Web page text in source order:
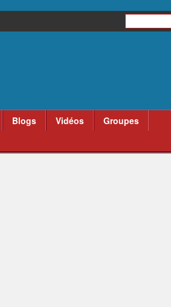
Blogs Vidéos
Groupes